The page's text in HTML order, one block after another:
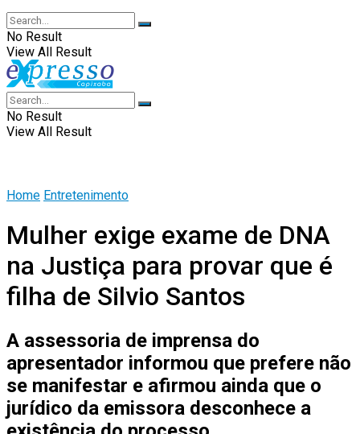
No Result
View All Result
No Result
View All Result
Home Entretenimento
Mulher exige exame de DNA
na Justiça para provar que é
filha de Silvio Santos
A assessoria de imprensa do
apresentador informou que prefere não
se manifestar e afirmou ainda que o
jurídico da emissora desconhece a